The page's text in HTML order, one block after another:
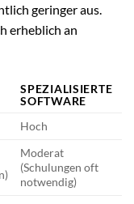
geringer aus.
erheblich an
SPEZIALISIERTE
SOFTWARE
Hoch
Moderat
(Schulungen oft
notwendig)